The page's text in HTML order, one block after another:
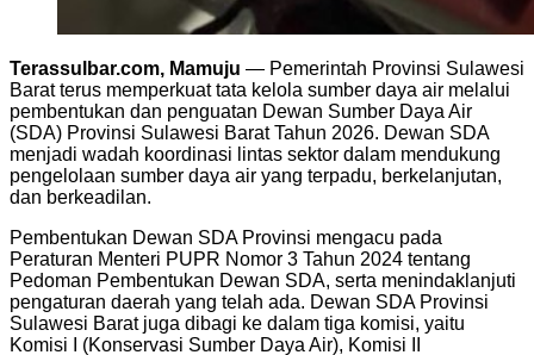
Terassulbar.com, Mamuju — Pemerintah Provinsi Sulawesi
Barat terus memperkuat tata kelola sumber daya air melalui
pembentukan dan penguatan Dewan Sumber Daya Air
(SDA) Provinsi Sulawesi Barat Tahun 2026. Dewan SDA
menjadi wadah koordinasi lintas sektor dalam mendukung
pengelolaan sumber daya air yang terpadu, berkelanjutan,
dan berkeadilan.
Pembentukan Dewan SDA Provinsi mengacu pada
Peraturan Menteri PUPR Nomor 3 Tahun 2024 tentang
Pedoman Pembentukan Dewan SDA, serta menindaklanjuti
pengaturan daerah yang telah ada. Dewan SDA Provinsi
Sulawesi Barat juga dibagi ke dalam tiga komisi, yaitu
Komisi I (Konservasi Sumber Daya Air), Komisi II